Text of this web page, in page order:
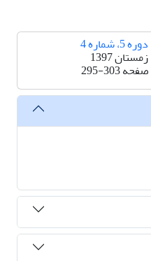
دوره 5، شماره 4
زمستان 1397
صفحه295-303